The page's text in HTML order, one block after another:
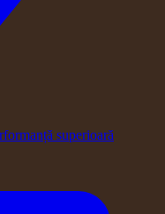
superioară